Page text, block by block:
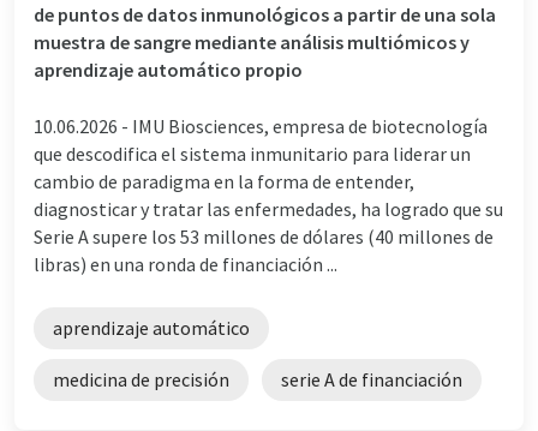
de puntos de datos inmunológicos a partir de una sola
muestra de sangre mediante análisis multiómicos y
aprendizaje automático propio
10.06.2026 - IMU Biosciences, empresa de biotecnología
que descodifica el sistema inmunitario para liderar un
cambio de paradigma en la forma de entender,
diagnosticar y tratar las enfermedades, ha logrado que su
Serie A supere los 53 millones de dólares (40 millones de
libras) en una ronda de financiación ...
aprendizaje automático
medicina de precisión serie A de financiación